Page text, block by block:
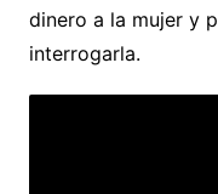
dinero a la mujer y
interrogarla.